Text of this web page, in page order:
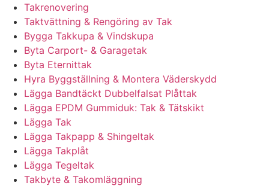
Takrenovering
Taktvättning & Rengöring av Tak
Bygga Takkupa & Vindskupa
Byta Carport- & Garagetak
Byta Eternittak
Hyra Byggställning & Montera Väderskydd
Lägga Bandtäckt Dubbelfalsat Plåttak
Lägga EPDM Gummiduk: Tak & Tätskikt
Lägga Tak
Lägga Takpapp & Shingeltak
Lägga Takplåt
Lägga Tegeltak
Takbyte & Takomläggning